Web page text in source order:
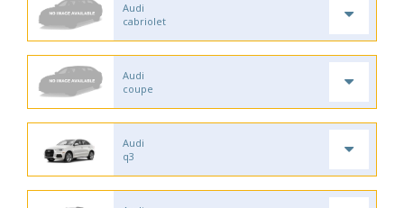
Audi
cabriolet
Audi
coupe
Audi
q3